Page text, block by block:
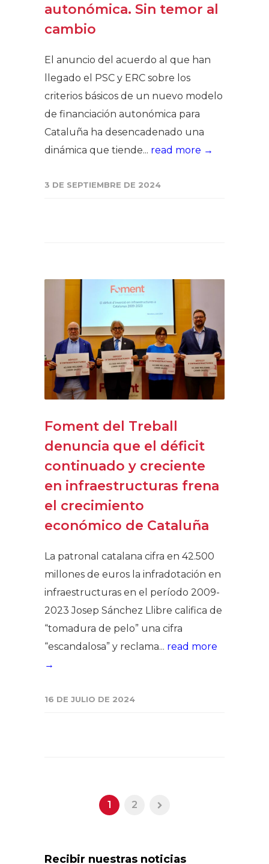
autonómica. Sin temor al
cambio
El anuncio del acuerdo al que han
llegado el PSC y ERC sobre los
criterios básicos de un nuevo modelo
de financiación autonómica para
Cataluña ha desencadenado una
dinámica que tiende... read more →
3 DE SEPTIEMBRE DE 2024
Foment del Treball
denuncia que el déficit
continuado y creciente
en infraestructuras frena
el crecimiento
económico de Cataluña
La patronal catalana cifra en 42.500
millones de euros la infradotación en
infraestructuras en el período 2009-
2023 Josep Sánchez Llibre califica de
“tomadura de pelo” una cifra
“escandalosa” y reclama... read more
→
16 DE JULIO DE 2024
1 2
Recibir nuestras noticias